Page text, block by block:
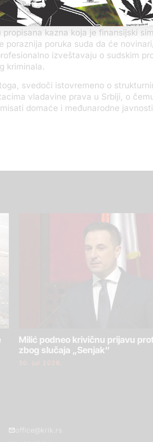
samog izraza “na kazanu”,
prima novac od Jotića.
propisana kazna koja je finansijski
poraznija poruka suda da će
izveštavaju o sudskim
kriminala.
svedoči istovremeno o
vladavine prava u Srbiji, o
domaće i međunarodne
Milić podneo krivičnu prijavu
zbog slučaja „Senjak“
30. jul 2026.
office@krik.rs